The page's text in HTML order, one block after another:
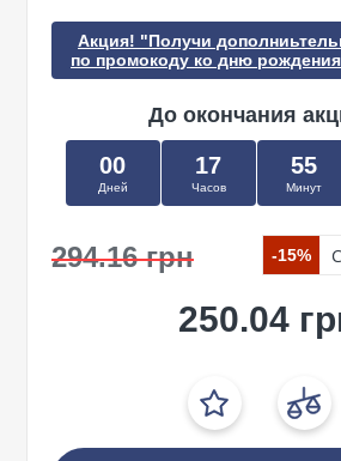
Акция! "Получи
по промокоду ко дню
До окончания
00
Дней
17
Часов
55
Минут
294.16 грн -15%
250.04